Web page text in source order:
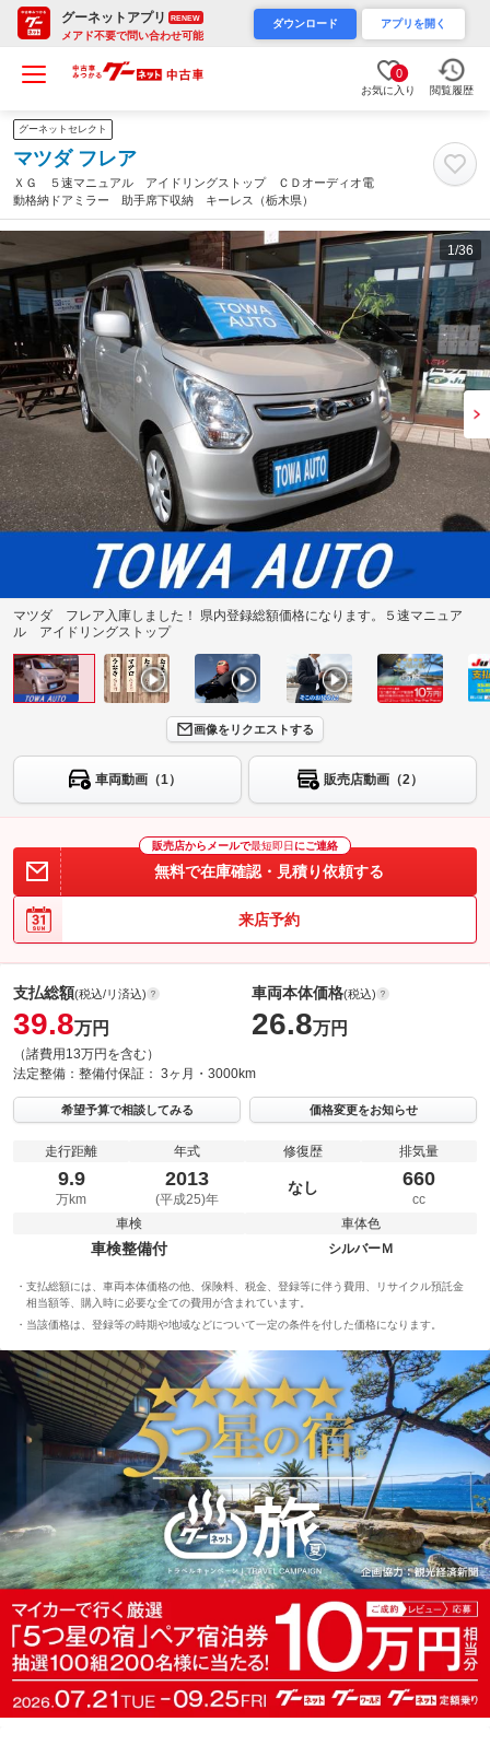
グーネットアプリ RENEW
メアド不要で問い合わせ可能
ダウンロード アプリを開く
0
お気に入り 閲覧履歴
グーネットセレクト
マツダ フレア
ＸＧ ５速マニュアル アイドリングストップ ＣＤオーディオ電
動格納ドアミラー 助手席下収納 キーレス（栃木県）
1/36
マツダ フレア入庫しました！ 県内登録総額価格になります。５速マニュア
ル アイドリングストップ
画像をリクエストする
車両動画（1） 販売店動画（2）
販売店からメールで最短即日 にご連絡
無料で在庫確認・見積り依頼する
来店予約
支払総額(税込/リ済込)
39.8万円
（諸費用13万円を含む）
車両本体価格(税込)
26.8万円
法定整備： 整備付保証： 3ヶ月・3000km
希望予算で相談してみる 価格変更をお知らせ
走行距離
9.9
万km
年式
2013
(平成25)年
修復歴
なし
排気量
660
cc
車検
車検整備付
車体色
シルバーＭ
支払総額には、車両本体価格の他、保険料、税金、登録等に伴う費用、リサイクル預託金
相当額等、購入時に必要な全ての費用が含まれています。
当該価格は、登録等の時期や地域などについて一定の条件を付した価格になります。